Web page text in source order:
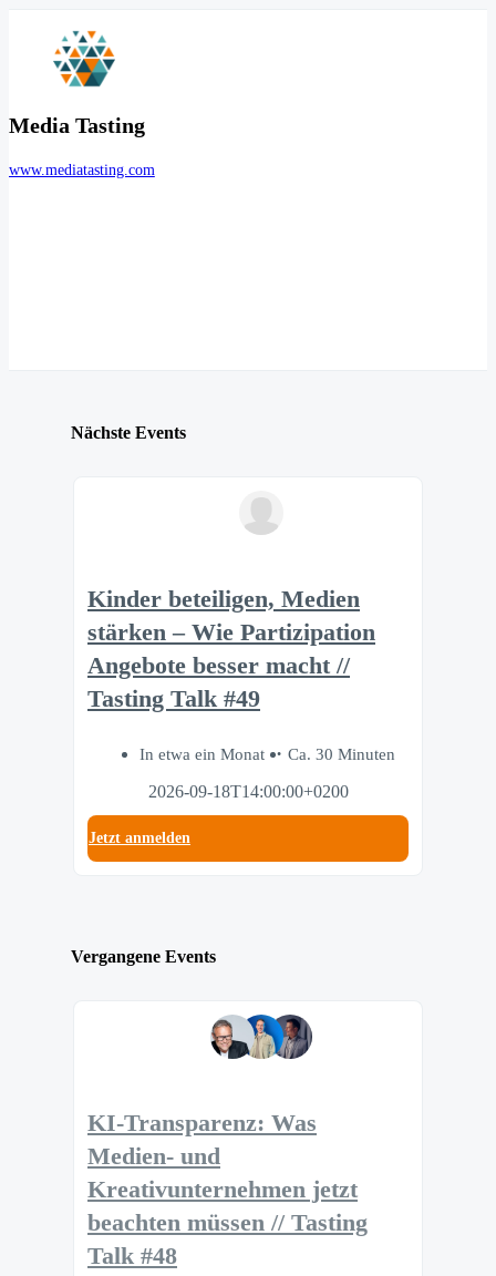
Media Tasting
www.mediatasting.com
Nächste Events
Kinder beteiligen, Medien
stärken – Wie Partizipation
Angebote besser macht //
Tasting Talk #49
In etwa ein Monat
Ca. 30 Minuten
2026-09-18T14:00:00+0200
Jetzt anmelden
Vergangene Events
KI-Transparenz: Was
Medien- und
Kreativunternehmen jetzt
beachten müssen // Tasting
Talk #48